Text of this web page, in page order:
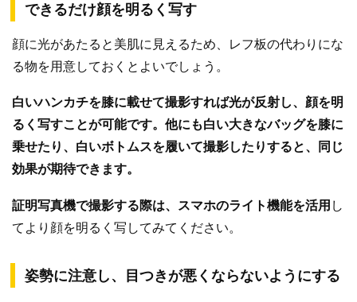
できるだけ顔を明るく写す
顔に光があたると美肌に見えるため、レフ板の代わりにな
る物を用意しておくとよいでしょう。
白いハンカチを膝に載せて撮影すれば光が反射し、顔を明
るく写すことが可能です。他にも白い大きなバッグを膝に
乗せたり、白いボトムスを履いて撮影したりすると、同じ
効果が期待できます。
証明写真機で撮影する際は、スマホのライト機能を活用 し
てより顔を明るく写してみてください。
姿勢に注意し、目つきが悪くならないようにする